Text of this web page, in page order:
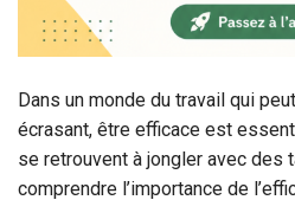
Dans un monde du travail qui
écrasant, être efficace est
se retrouvent à jongler avec des
comprendre l’importance de